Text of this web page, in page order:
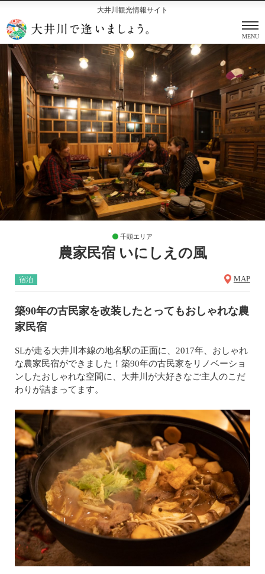
大井川観光情報サイト
MENU
千頭エリア
農家民宿 いにしえの風
宿泊 MAP
築90年の古民家を改装したとってもおしゃれな農
家民宿
SLが走る大井川本線の地名駅の正面に、2017年、おしゃれ
な農家民宿ができました！築90年の古民家をリノベーショ
ンしたおしゃれな空間に、大井川が大好きなご主人のこだ
わりが詰まってます。